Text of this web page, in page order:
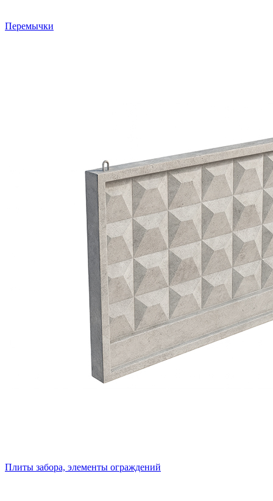
Перемычки
Плиты забора, элементы ограждений